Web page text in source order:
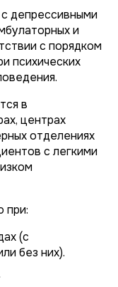
депрессивными
и
с порядком
психических
в
центрах
отделениях
с легкими
при:
(с
без них).